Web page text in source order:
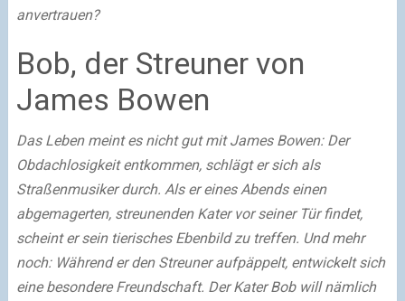
anvertrauen?
Bob, der Streuner von
James Bowen
Das Leben meint es nicht gut mit James Bowen: Der
Obdachlosigkeit entkommen, schlägt er sich als
Straßenmusiker durch. Als er eines Abends einen
abgemagerten, streunenden Kater vor seiner Tür findet,
scheint er sein tierisches Ebenbild zu treffen. Und mehr
noch: Während er den Streuner aufpäppelt, entwickelt sich
eine besondere Freundschaft. Der Kater Bob will nämlich